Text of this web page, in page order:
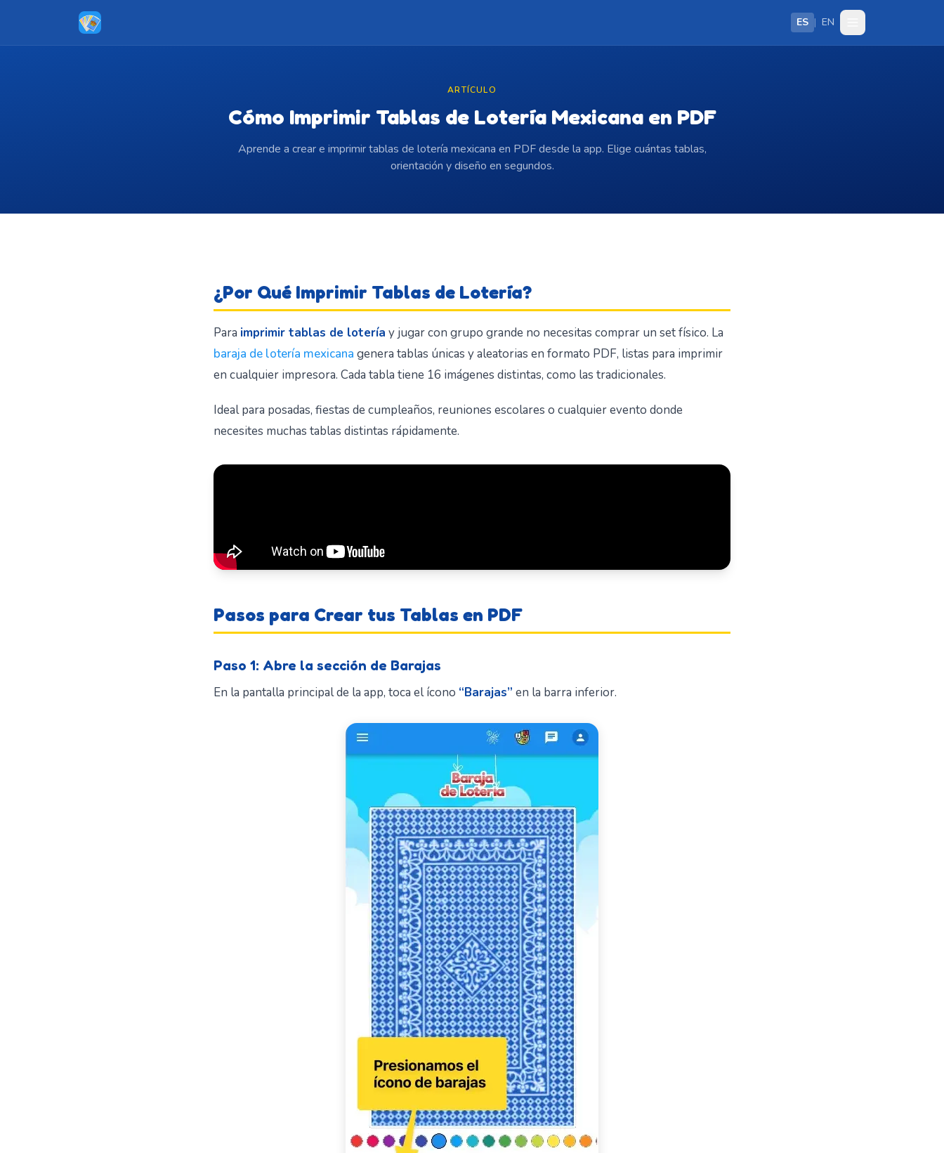
Ir al contenido principal
ES | EN
ARTÍCULO
Cómo Imprimir Tablas de Lotería Mexicana en PDF
Aprende a crear e imprimir tablas de lotería mexicana en PDF desde la app. Elige cuántas tablas,
orientación y diseño en segundos.
¿Por Qué Imprimir Tablas de Lotería?
Para imprimir tablas de lotería y jugar con grupo grande no necesitas comprar un set físico. La
baraja de lotería mexicana genera tablas únicas y aleatorias en formato PDF, listas para imprimir
en cualquier impresora. Cada tabla tiene 16 imágenes distintas, como las tradicionales.
Ideal para posadas, fiestas de cumpleaños, reuniones escolares o cualquier evento donde
necesites muchas tablas distintas rápidamente.
Pasos para Crear tus Tablas en PDF
Paso 1: Abre la sección de Barajas
En la pantalla principal de la app, toca el ícono “Barajas” en la barra inferior.